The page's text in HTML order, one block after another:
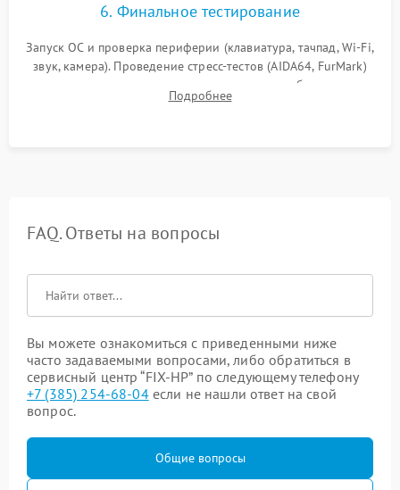
6. Финальное тестирование
Запуск ОС и проверка периферии (клавиатура, тачпад, Wi-Fi,
звук, камера). Проведение стресс-тестов (AIDA64, FurMark)
для контроля температурного режима и стабильности
системы под пиковой нагрузкой.
Подробнее
FAQ. Ответы на вопросы
Вы можете ознакомиться с приведенными ниже
часто задаваемыми вопросами, либо обратиться в
сервисный центр “FIX-HP” по следующему телефону
+7 (385) 254-68-04если не нашли ответ на свой
вопрос.
Общие вопросы